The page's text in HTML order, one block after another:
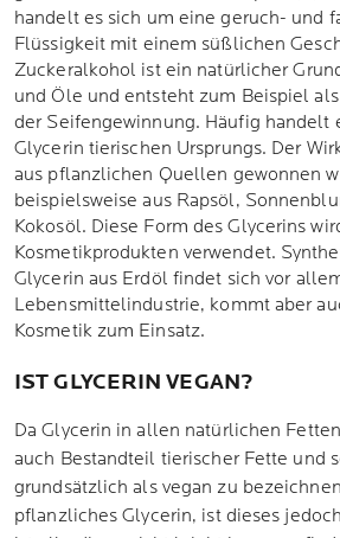
handelt es sich um eine geruch- und
Flüssigkeit mit einem süßlichen
Zuckeralkohol ist ein natürlicher
und Öle und entsteht zum Beispiel
der Seifengewinnung. Häufig handelt
Glycerin tierischen Ursprungs. Der
aus pflanzlichen Quellen gewonnen
beispielsweise aus Rapsöl,
Kokosöl. Diese Form des Glycerins
Kosmetikprodukten verwendet.
Glycerin aus Erdöl findet sich vor
Lebensmittelindustrie, kommt aber
Kosmetik zum Einsatz.
IST GLYCERIN VEGAN?
Da Glycerin in allen natürlichen
auch Bestandteil tierischer Fette und
grundsätzlich als vegan zu
pflanzliches Glycerin, ist dieses